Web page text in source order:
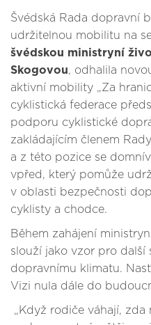
Švédská Rada dopravní
udržitelnou mobilitu na
švédskou ministryní
Skogovou, odhalila
aktivní mobility „Za
cyklistická federace
podporu cyklistické
zakládajícím členem
a z této pozice se
vpřed, který pomůže
v oblasti bezpečnosti
cyklisty a chodce.
Během zahájení
slouží jako vzor pro další
dopravnímu klimatu.
Vizi nula dále do
„Když rodiče váhají,